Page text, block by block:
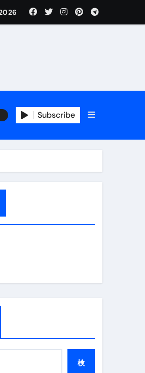
トラブル回避のリアルな裏技アド
Subscribe
検